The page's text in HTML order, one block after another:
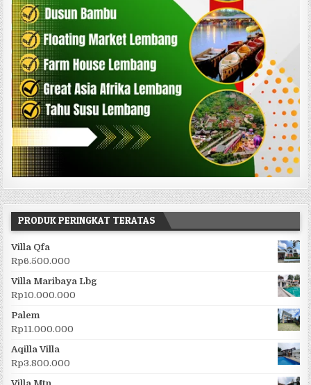
PRODUK PERINGKAT TERATAS
Villa Qfa
Rp6.500.000
Villa Maribaya Lbg
Rp10.000.000
Palem
Rp11.000.000
Aqilla Villa
Rp3.800.000